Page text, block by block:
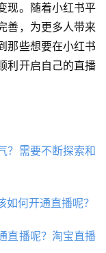
现。随着小红书平
善，为更多人带来
那些想要在小红书
利开启自己的直播
？需要不断探索和
何开通直播呢？
直播呢？淘宝直播